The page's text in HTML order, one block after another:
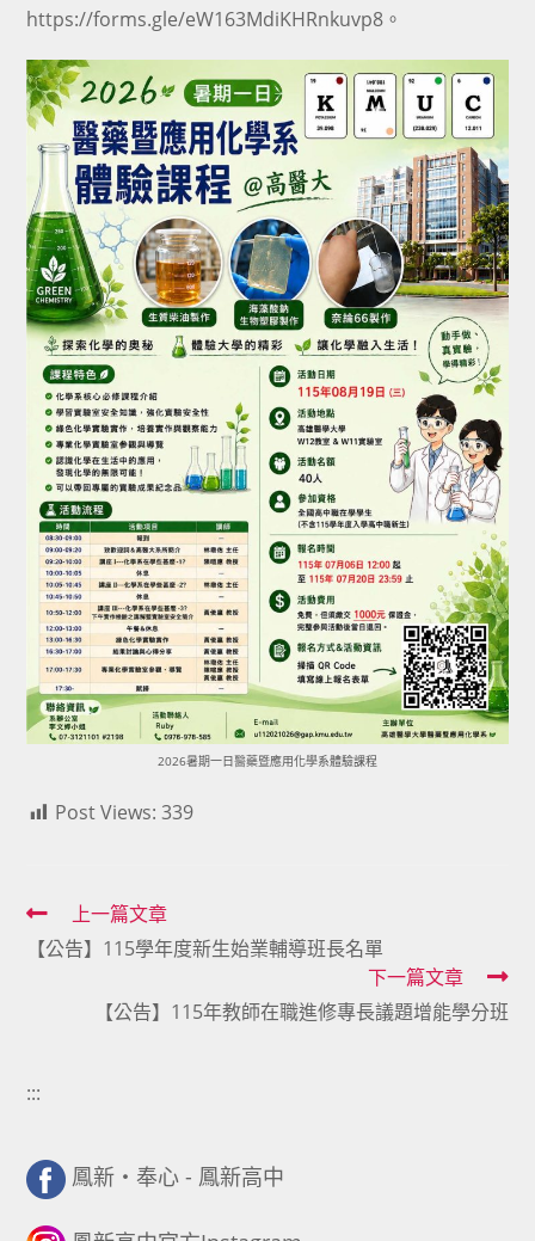
https://forms.gle/eW163MdiKHRnkuvp8。
2026暑期一日醫藥暨應用化學系體驗課程
Post Views: 339
Read
more
articles
上一篇文章
【公告】115學年度新生始業輔導班長名單
下一篇文章
【公告】115年教師在職進修專長議題增能學分班
:::
鳳新・奉心 - 鳳新高中